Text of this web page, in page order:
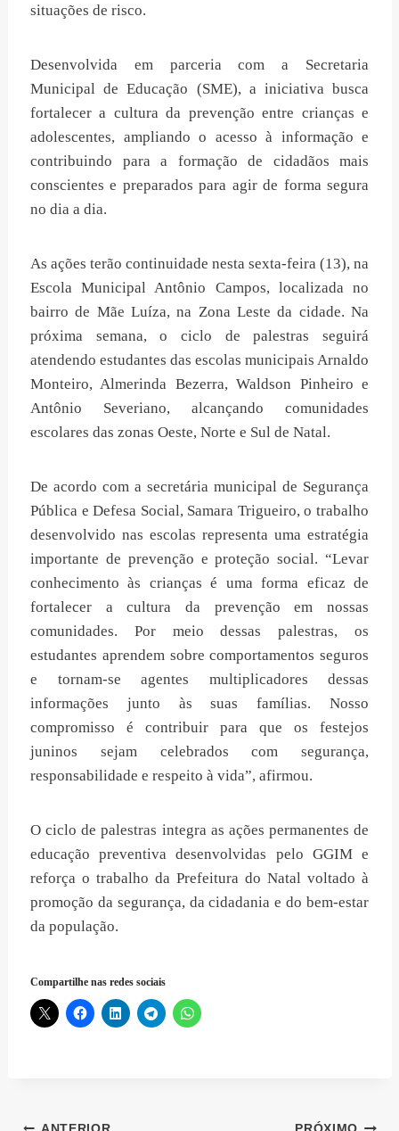
situações de risco.
Desenvolvida em parceria com a Secretaria
Municipal de Educação (SME), a iniciativa busca
fortalecer a cultura da prevenção entre crianças e
adolescentes, ampliando o acesso à informação e
contribuindo para a formação de cidadãos mais
conscientes e preparados para agir de forma segura
no dia a dia.
As ações terão continuidade nesta sexta-feira (13), na
Escola Municipal Antônio Campos, localizada no
bairro de Mãe Luíza, na Zona Leste da cidade. Na
próxima semana, o ciclo de palestras seguirá
atendendo estudantes das escolas municipais Arnaldo
Monteiro, Almerinda Bezerra, Waldson Pinheiro e
Antônio Severiano, alcançando comunidades
escolares das zonas Oeste, Norte e Sul de Natal.
De acordo com a secretária municipal de Segurança
Pública e Defesa Social, Samara Trigueiro, o trabalho
desenvolvido nas escolas representa uma estratégia
importante de prevenção e proteção social. “Levar
conhecimento às crianças é uma forma eficaz de
fortalecer a cultura da prevenção em nossas
comunidades. Por meio dessas palestras, os
estudantes aprendem sobre comportamentos seguros
e tornam-se agentes multiplicadores dessas
informações junto às suas famílias. Nosso
compromisso é contribuir para que os festejos
juninos sejam celebrados com segurança,
responsabilidade e respeito à vida”, afirmou.
O ciclo de palestras integra as ações permanentes de
educação preventiva desenvolvidas pelo GGIM e
reforça o trabalho da Prefeitura do Natal voltado à
promoção da segurança, da cidadania e do bem-estar
da população.
Compartilhe nas redes sociais